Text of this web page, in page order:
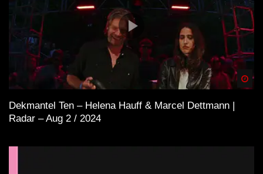
Dekmantel Ten – Helena Hauff & Marcel Dettmann |
Radar – Aug 2 / 2024